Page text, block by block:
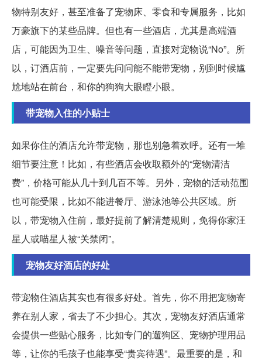
物特别友好，甚至准备了宠物床、零食和专属服务，比如
万豪旗下的某些品牌。但也有一些酒店，尤其是高端酒
店，可能因为卫生、噪音等问题，直接对宠物说“No”。所
以，订酒店前，一定要先问问能不能带宠物，别到时候尴
尬地站在前台，和你的狗狗大眼瞪小眼。
带宠物入住的小贴士
如果你住的酒店允许带宠物，那也别急着欢呼。还有一堆
细节要注意！比如，有些酒店会收取额外的“宠物清洁
费”，价格可能从几十到几百不等。另外，宠物的活动范围
也可能受限，比如不能进餐厅、游泳池等公共区域。所
以，带宠物入住前，最好提前了解清楚规则，免得你家汪
星人或喵星人被“关禁闭”。
宠物友好酒店的好处
带宠物住酒店其实也有很多好处。首先，你不用把宠物寄
养在别人家，省去了不少担心。其次，宠物友好酒店通常
会提供一些贴心服务，比如专门的遛狗区、宠物护理用品
等，让你的毛孩子也能享受“贵宾待遇”。最重要的是，和